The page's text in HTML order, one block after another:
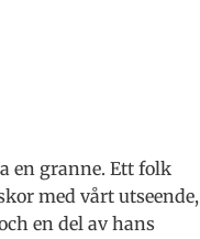
en granne. Ett folk
med vårt utseende,
en del av hans